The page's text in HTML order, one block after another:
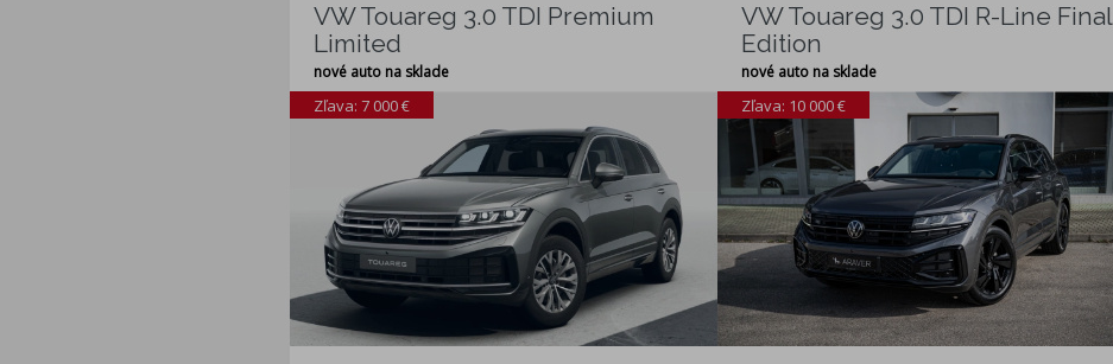
VW Touareg 3.0 TDI Premium
Limited
nové auto na sklade
Zľava: 7 000 €
VW Touareg 3.0 TDI R-Line Final
Edition
nové auto na sklade
Zľava: 10 000 €